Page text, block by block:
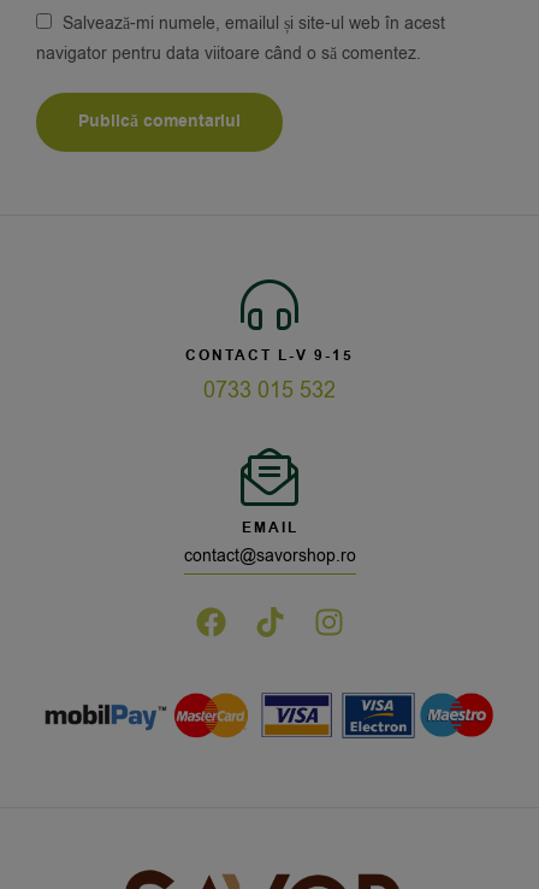
Salvează-mi numele, emailul și site-ul web în acest
navigator pentru data viitoare când o să comentez.
CONTACT L-V 9-15
0733 015 532
EMAIL
contact@savorshop.ro